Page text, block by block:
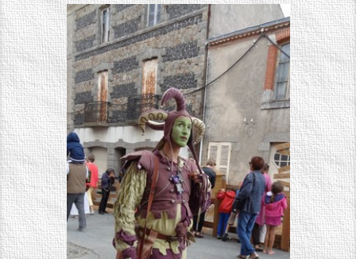
CONTACT
LOCATION DE COSTUMES